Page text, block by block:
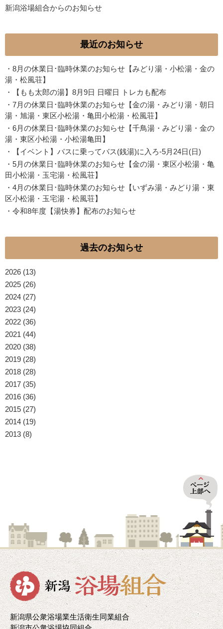
新潟浴場組合からのお知らせ
最近のお知らせ
・ 8月の休業日･臨時休業のお知らせ【みどり湯・小松湯・金の
湯・松風荘】
・
【もも太郎の湯】8月9日 日曜日 トレカも配布
・ 7月の休業日･臨時休業のお知らせ【金の湯・みどり湯・朝日
湯・旭湯・東区小松湯・亀田小松湯・松風荘】
・ 6月の休業日･臨時休業のお知らせ【千鳥湯・みどり湯・金の
湯・東区小松湯・小松湯亀田】
・
【イベント】バスに乗ってバス(銭湯)に入ろ-5月24日(日)
・ 5月の休業日･臨時休業のお知らせ【金の湯・東区小松湯・亀
田小松湯・玉宅湯・松風荘】
・ 4月の休業日･臨時休業のお知らせ【いずみ湯・みどり湯・東
区小松湯・玉宅湯・松風荘】
・ 令和8年度【湯快券】配布のお知らせ
過去のお知らせ
2026 (13)
2025 (26)
2024 (27)
2023 (24)
2022 (36)
2021 (44)
2020 (38)
2019 (28)
2018 (28)
2017 (35)
2016 (36)
2015 (27)
2014 (19)
2013 (8)
新潟県公衆浴場業生活衛生同業組合